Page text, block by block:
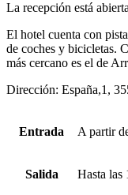
La recepción está
El hotel cuenta con
de coches y bicicletas.
más cercano es el de
Dirección: España,1,
Entrada A partir
Salida Hasta las